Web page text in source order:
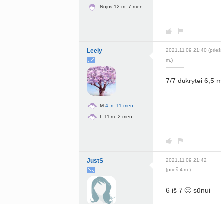
Nojus 12 m. 7 mėn.
Leely
M 4 m. 11 mėn.
L 11 m. 2 mėn.
2021.11.09 21:40 (prieš
m.)
7/7 dukrytei 6,5
JustS
2021.11.09 21:42
(prieš 4 m.)
6 iš 7 🙂 sūnui